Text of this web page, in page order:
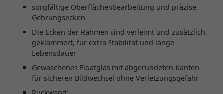
sorgfältige Oberflächenbearbeitung und präzise
Gehrungsecken
Die Ecken der Rahmen sind verleimt und zusätzlich
geklammert, für extra Stabilität und lange
Lebensdauer
Gewaschenes Floatglas mit abgerundeten Kanten
für sicheren Bildwechsel ohne Verletzungsgefahr